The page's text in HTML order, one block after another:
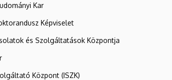
Kar
Képviselet
és Szolgáltatások Központja
Központ (ISZK)